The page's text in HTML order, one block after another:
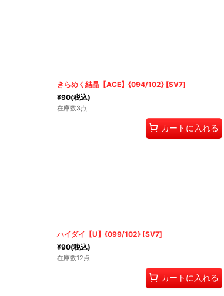
きらめく結晶【ACE】{094/102} [SV7]
¥90(税込)
在庫数3点
カートに入れる
ハイダイ【U】{099/102} [SV7]
¥90(税込)
在庫数12点
カートに入れる